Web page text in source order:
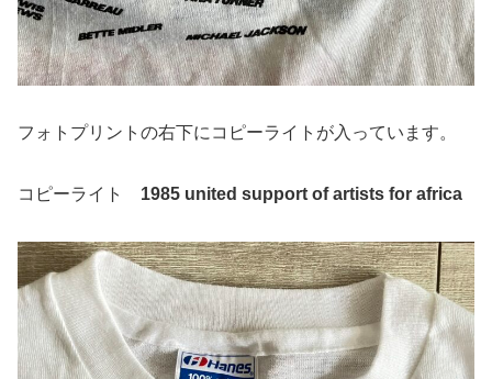
フォトプリントの右下にコピーライトが入っています。
コピーライト 1985 united support of artists for africa